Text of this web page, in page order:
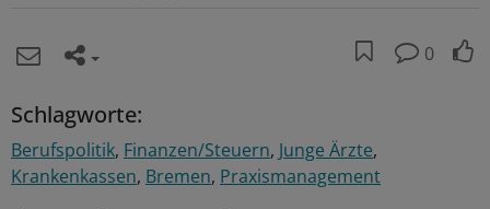
0
Schlagworte:
Berufspolitik Finanzen/Steuern Junge Ärzte
Krankenkassen Bremen Praxismanagement